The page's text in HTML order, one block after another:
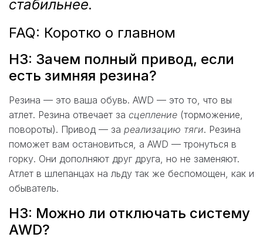
стабильнее.
FAQ: Коротко о главном
H3: Зачем полный привод, если
есть зимняя резина?
Резина — это ваша обувь. AWD — это то, что вы
атлет. Резина отвечает за сцепление (торможение,
повороты). Привод — за реализацию тяги. Резина
поможет вам остановиться, а AWD — тронуться в
горку. Они дополняют друг друга, но не заменяют.
Атлет в шлепанцах на льду так же беспомощен, как и
обыватель.
H3: Можно ли отключать систему
AWD?